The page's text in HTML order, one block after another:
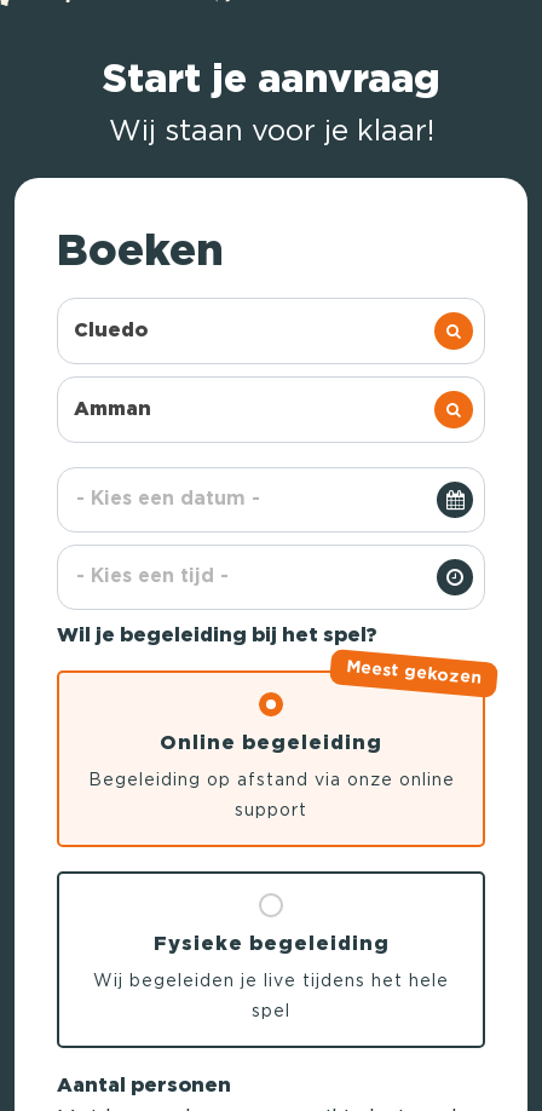
Start je aanvraag
Wij staan voor je klaar!
Boeken
Cluedo
Amman
Wil je begeleiding bij het spel?
Meest gekozen
Online begeleiding
Begeleiding op afstand via onze online
support
Fysieke begeleiding
Wij begeleiden je live tijdens het hele
spel
Aantal personen